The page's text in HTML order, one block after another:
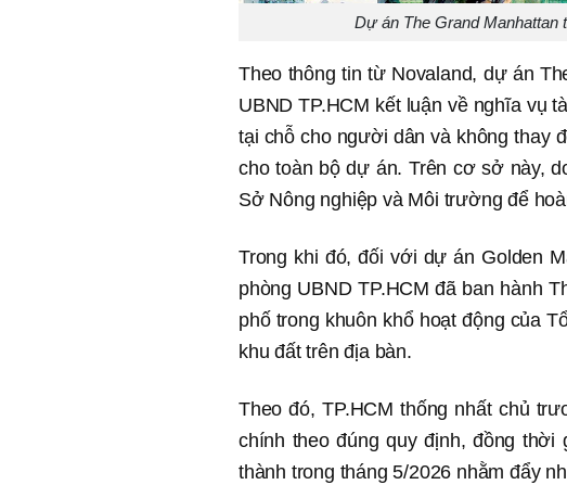
Dự án The Grand Manhattan
Theo thông tin từ Novaland, dự án
UBND TP.HCM kết luận về nghĩa vụ
tại chỗ cho người dân và không thay
cho toàn bộ dự án. Trên cơ sở này,
Sở Nông nghiệp và Môi trường để
Trong khi đó, đối với dự án Golden
phòng UBND TP.HCM đã ban hành
phố trong khuôn khổ hoạt động của
khu đất trên địa bàn.
Theo đó, TP.HCM thống nhất chủ
chính theo đúng quy định, đồng
thành trong tháng 5/2026 nhằm đẩy